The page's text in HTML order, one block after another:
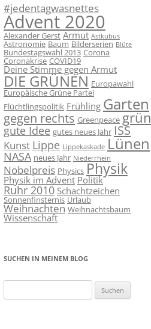
#jedentagwasnettes
Advent 2020
Alexander Gerst Armut Astkubus
Astronomie Baum Bilderserien Blüte
Bundestagswahl 2013 Corona
Coronakrise COVID19
Deine Stimme gegen Armut
DIE GRÜNEN Europawahl
Europäische Grüne Partei
Flüchtlingspolitik Frühling Garten
gegen rechts Greenpeace grün
gute Idee gutes neues Jahr ISS
Kunst Lippe Lippekaskade Lünen
NASA neues Jahr Niederrhein
Nobelpreis Physics Physik
Physik im Advent Politik
Ruhr 2010 Schachtzeichen
Sonnenfinsternis Urlaub
Weihnachten Weihnachtsbaum
Wissenschaft
SUCHEN IN MEINEM BLOG
nach: